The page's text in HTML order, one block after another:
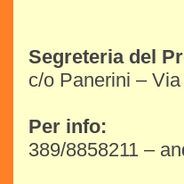
Segreteria del
c/o Panerini –
Per info:
389/8858211 –